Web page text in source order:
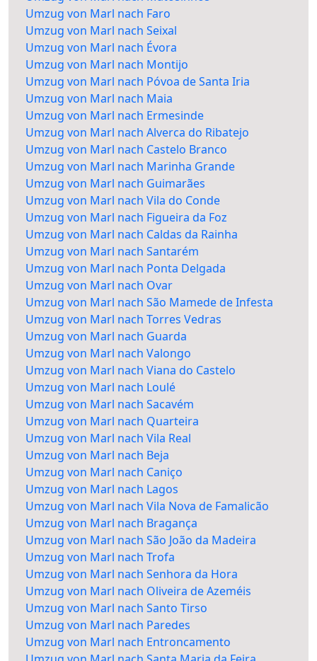
Umzug von Marl nach Faro
Umzug von Marl nach Seixal
Umzug von Marl nach Évora
Umzug von Marl nach Montijo
Umzug von Marl nach Póvoa de Santa Iria
Umzug von Marl nach Maia
Umzug von Marl nach Ermesinde
Umzug von Marl nach Alverca do Ribatejo
Umzug von Marl nach Castelo Branco
Umzug von Marl nach Marinha Grande
Umzug von Marl nach Guimarães
Umzug von Marl nach Vila do Conde
Umzug von Marl nach Figueira da Foz
Umzug von Marl nach Caldas da Rainha
Umzug von Marl nach Santarém
Umzug von Marl nach Ponta Delgada
Umzug von Marl nach Ovar
Umzug von Marl nach São Mamede de Infesta
Umzug von Marl nach Torres Vedras
Umzug von Marl nach Guarda
Umzug von Marl nach Valongo
Umzug von Marl nach Viana do Castelo
Umzug von Marl nach Loulé
Umzug von Marl nach Sacavém
Umzug von Marl nach Quarteira
Umzug von Marl nach Vila Real
Umzug von Marl nach Beja
Umzug von Marl nach Caniço
Umzug von Marl nach Lagos
Umzug von Marl nach Vila Nova de Famalicão
Umzug von Marl nach Bragança
Umzug von Marl nach São João da Madeira
Umzug von Marl nach Trofa
Umzug von Marl nach Senhora da Hora
Umzug von Marl nach Oliveira de Azeméis
Umzug von Marl nach Santo Tirso
Umzug von Marl nach Paredes
Umzug von Marl nach Entroncamento